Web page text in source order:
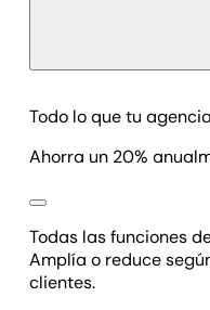
Todo lo que tu
Ahorra un 20%
Todas las funciones
Amplía o reduce
clientes.